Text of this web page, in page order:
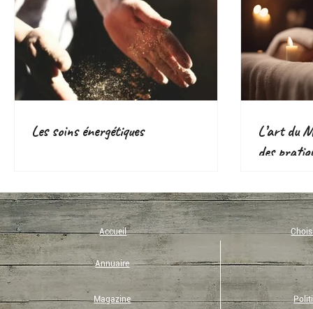
Les soins énergétiques
L’art du
des
Accueil
Annuaire
Magazine